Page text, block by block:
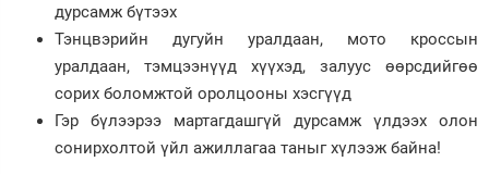
дурсамж бүтээх
Тэнцвэрийн дугуйн уралдаан, мото кроссын
уралдаан, тэмцээнүүд хүүхэд, залуус өөрсдийгөө
сорих боломжтой оролцооны хэсгүүд
Гэр бүлээрээ мартагдашгүй дурсамж үлдээх олон
сонирхолтой үйл ажиллагаа таныг хүлээж байна!